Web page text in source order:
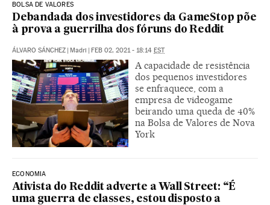
BOLSA DE VALORES
Debandada dos investidores da GameStop põe
à prova a guerrilha dos fóruns do Reddit
ÁLVARO SÁNCHEZ | Madri | FEB 02, 2021 - 18:14 EST
A capacidade de resistência
dos pequenos investidores
se enfraquece, com a
empresa de videogame
beirando uma queda de 40%
na Bolsa de Valores de Nova
York
ECONOMIA
Ativista do Reddit adverte a Wall Street: “É
uma guerra de classes, estou disposto a